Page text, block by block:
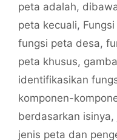
peta adalah,
peta kecuali,
fungsi peta desa,
peta khusus,
identifikasikan
komponen-
berdasarkan isinya,
jenis peta dan